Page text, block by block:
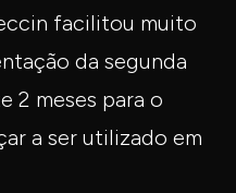
facilitou muito
da segunda
2 meses para o
a ser utilizado em